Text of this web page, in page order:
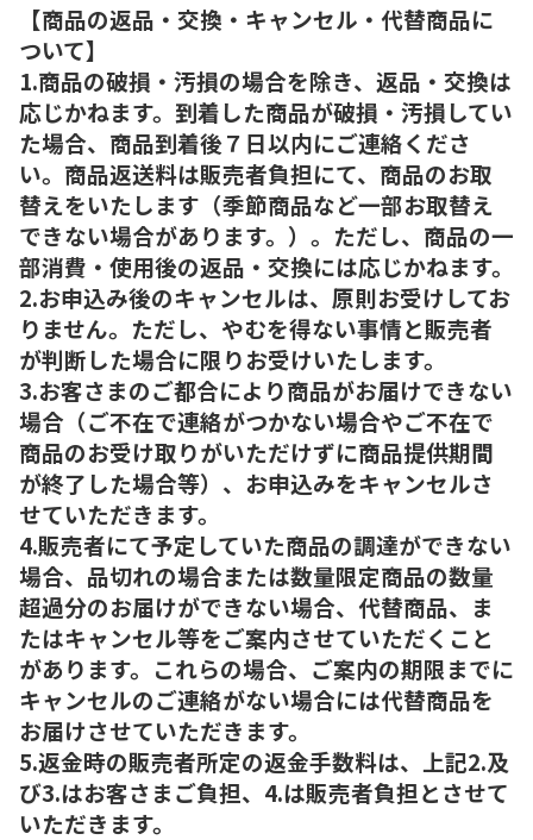
【商品の返品・交換・キャンセル・代替商品に
ついて】
1.商品の破損・汚損の場合を除き、返品・交換は
応じかねます。到着した商品が破損・汚損してい
た場合、商品到着後７日以内にご連絡くださ
い。商品返送料は販売者負担にて、商品のお取
替えをいたします（季節商品など一部お取替え
できない場合があります。）。ただし、商品の一
部消費・使用後の返品・交換には応じかねます。
2.お申込み後のキャンセルは、原則お受けしてお
りません。ただし、やむを得ない事情と販売者
が判断した場合に限りお受けいたします。
3.お客さまのご都合により商品がお届けできない
場合（ご不在で連絡がつかない場合やご不在で
商品のお受け取りがいただけずに商品提供期間
が終了した場合等）、お申込みをキャンセルさ
せていただきます。
4.販売者にて予定していた商品の調達ができない
場合、品切れの場合または数量限定商品の数量
超過分のお届けができない場合、代替商品、ま
たはキャンセル等をご案内させていただくこと
があります。これらの場合、ご案内の期限までに
キャンセルのご連絡がない場合には代替商品を
お届けさせていただきます。
5.返金時の販売者所定の返金手数料は、上記2.及
び3.はお客さまご負担、4.は販売者負担とさせて
いただきます。